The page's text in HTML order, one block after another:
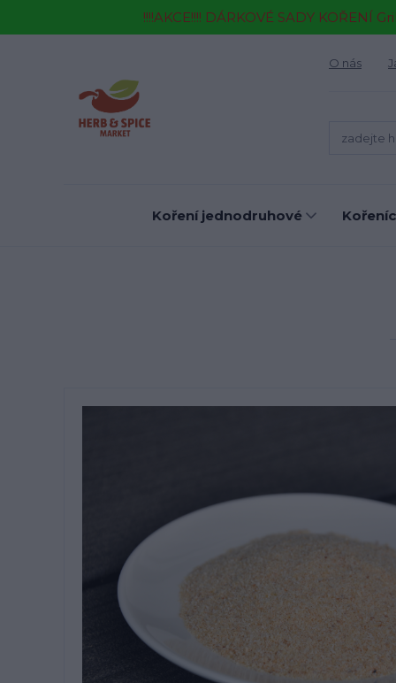
!!!!AKCE!!!! DÁRKOVÉ SADY KOŘENÍ
O nás
Koření jednodruhové